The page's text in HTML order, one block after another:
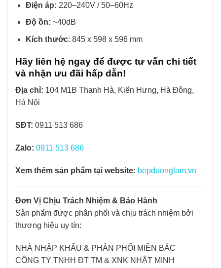
Điện áp: 220–240V / 50–60Hz
Độ ồn: ~40dB
Kích thước: 845 x 598 x 596 mm
Hãy liên hệ ngay để được tư vấn chi tiết
và nhận ưu đãi hấp dẫn!
Địa chỉ: 104 M1B Thanh Hà, Kiến Hưng, Hà Đông,
Hà Nội
SĐT: 0911 513 686
Zalo: 0911 513 686
Xem thêm sản phẩm tại website: bepduonglam.vn
Đơn Vị Chịu Trách Nhiệm & Bảo Hành
Sản phẩm được phân phối và chịu trách nhiệm bởi
thương hiệu uy tín:
NHÀ NHẬP KHẨU & PHÂN PHỐI MIỀN BẮC
CÔNG TY TNHH ĐT TM & XNK NHẬT MINH